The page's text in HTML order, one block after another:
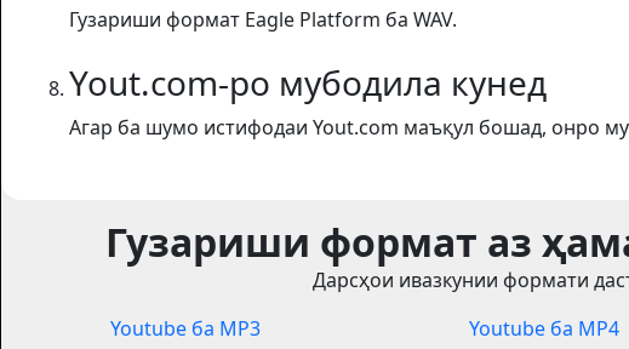
Гузариши формат Eagle Platform ба WAV.
Yout.com-ро мубодила кунед
Агар ба шумо истифодаи Yout.com маъқул бошад, онро
Гузариши формат аз
Дарсҳои ивазкунии формати
Youtube ба MP3
Youtube ба MP4